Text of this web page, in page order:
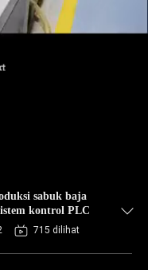
sabuk baja
kontrol PLC
715 dilihat